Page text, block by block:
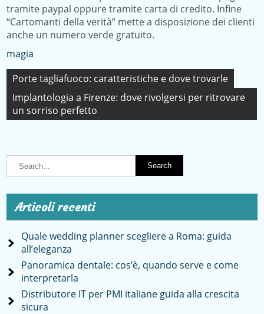
tramite paypal oppure tramite carta di credito. Infine
“Cartomanti della verità” mette a disposizione dei clienti
anche un numero verde gratuito.
magia
Navigazione
articoli
Porte tagliafuoco: caratteristiche e dove trovarle
Implantologia a Firenze: dove rivolgersi per ritrovare
un sorriso perfetto
Articoli recenti
Quale wedding planner scegliere a Roma: guida
all’eleganza
Panoramica dentale: cos’è, quando serve e come
interpretarla
Distributore IT per PMI italiane guida alla crescita
sicura